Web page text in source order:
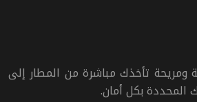
ومريحة تأخذك مباشرة من المطار إلى
المحددة بكل أمان.